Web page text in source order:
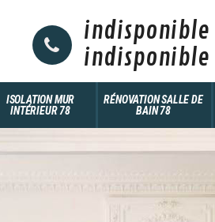
indisponible
indisponible
ISOLATION MUR
INTÉRIEUR 78
RÉNOVATION SALLE DE
BAIN 78